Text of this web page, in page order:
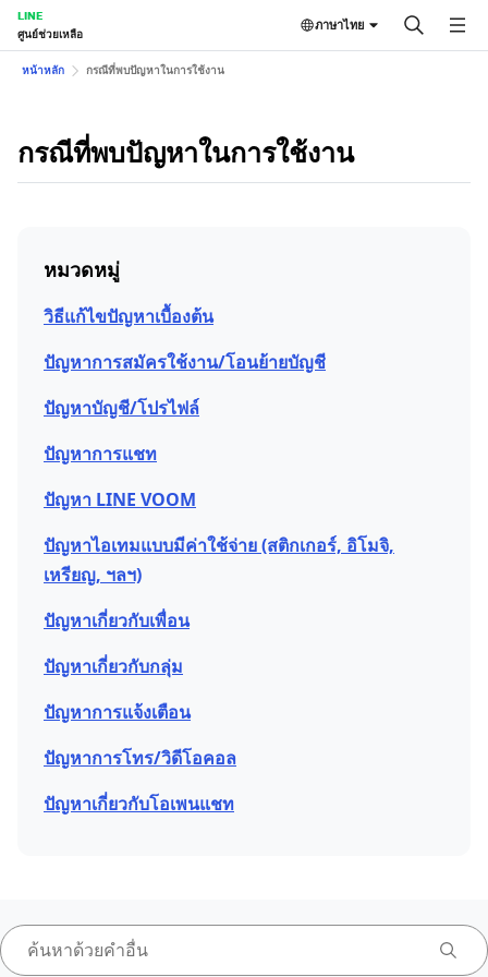
LINE
ศูนย์ช่วยเหลือ
ภาษาไทย
หน้าหลัก กรณีที่พบปัญหาในการใช้งาน
กรณีที่พบปัญหาในการใช้งาน
หมวดหมู่
วิธีแก้ไขปัญหาเบื้องต้น
ปัญหาการสมัครใช้งาน/โอนย้ายบัญชี
ปัญหาบัญชี/โปรไฟล์
ปัญหาการแชท
ปัญหา LINE VOOM
ปัญหาไอเทมแบบมีค่าใช้จ่าย (สติกเกอร์, อิโมจิ,
เหรียญ, ฯลฯ)
ปัญหาเกี่ยวกับเพื่อน
ปัญหาเกี่ยวกับกลุ่ม
ปัญหาการแจ้งเตือน
ปัญหาการโทร/วิดีโอคอล
ปัญหาเกี่ยวกับโอเพนแชท